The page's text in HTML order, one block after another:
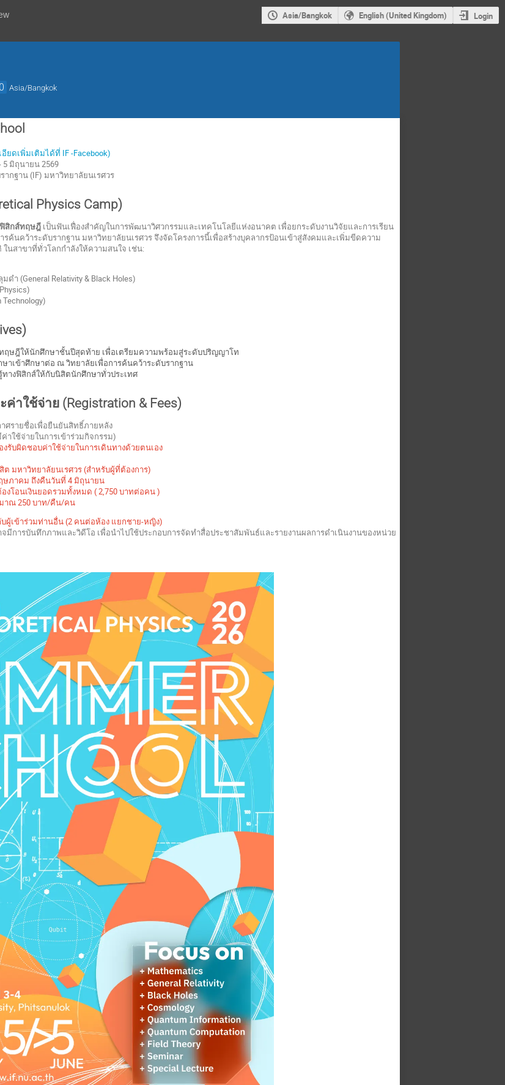
Asia/Bangkok English (United Kingdom) Login
Asia/Bangkok
ยดเพิ่มเติมได้ที่ IF -Facebook)
มิถุนายน 2569
กฐาน (IF) มหาวิทยาลัยนเรศวร
Physics Camp)
ฟิสิกส์ทฤษฎี เป็นฟันเฟื่องสำคัญในการพัฒนาวิศวกรรมและเทคโนโลยีแห่งอนาคต เพื่อยกระดับงานวิจัยและการเรียน
รค้นคว้าระดับรากฐาน มหาวิทยาลัยนเรศวร จึงจัดโครงการนี้เพื่อสร้างบุคลากรป้อนเข้าสู่สังคมและเพิ่มขีดความ
นสาขาที่ทั่วโลกกำลังให้ความสนใจ เช่น:
(General Relativity & Black Holes)
ฤษฎีให้นักศึกษาชั้นปีสุดท้าย เพื่อเตรียมความพร้อมสู่ระดับปริญญาโท
าเข้าศึกษาต่อ ณ วิทยาลัยเพื่อการค้นคว้าระดับรากฐาน
ทางฟิสิกส์ให้กับนิสิตนักศึกษาทั่วประเทศ
าใช้จ่าย (Registration & Fees)
ศรายชื่อเพื่อยืนยันสิทธิ์ภายหลัง
าใช้จ่ายในการเข้าร่วมกิจกรรม)
งรับผิดชอบค่าใช้จ่ายในการเดินทางด้วยตนเอง
มหาวิทยาลัยนเรศวร (สำหรับผู้ที่ต้องการ)
ษภาคม ถึงคืนวันที่ 4 มิถุนายน
งโอนเงินยอดรวมทั้งหมด ( 2,750 บาทต่อคน )
าณ 250 บาท/คืน/คน
ผู้เข้าร่วมท่านอื่น (2 คนต่อห้อง แยกชาย-หญิง)
จมีการบันทึกภาพและวิดีโอ เพื่อนำไปใช้ประกอบการจัดทำสื่อประชาสัมพันธ์และรายงานผลการดำเนินงานของหน่วย